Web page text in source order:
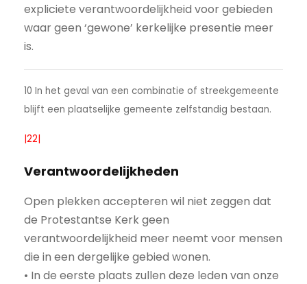
expliciete verantwoordelijkheid voor gebieden
waar geen ‘gewone’ kerkelijke presentie meer
is.
10 In het geval van een combinatie of streekgemeente
blijft een plaatselijke gemeente zelfstandig bestaan.
|22|
Verantwoordelijkheden
Open plekken accepteren wil niet zeggen dat
de Protestantse Kerk geen
verantwoordelijkheid meer neemt voor mensen
die in een dergelijke gebied wonen.
• In de eerste plaats zullen deze leden van onze